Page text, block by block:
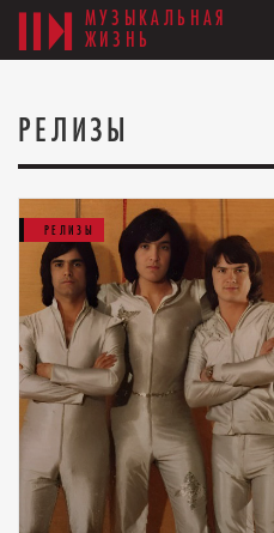
МУЗЫКАЛЬНАЯ
ЖИЗНЬ
РЕЛИЗЫ
РЕЛИЗЫ